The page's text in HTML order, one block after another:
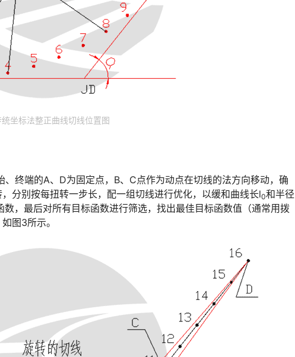
坐标法整正曲线切线位置图
终端的A、D为固定点，B、C点作为动点在切线的法方向移动，确
分别按每扭转一步长，配一组切线进行优化，以缓和曲线长l󠅅󠅃󠄵󠅂󠄪󠇖󠆨󠆨󠇕󠆞󠆒󠅬󠇘󠆭󠆘󠇙󠆝󠅵󠇗󠆭󠆁󠄐󠇗󠅹󠅸󠇖󠆍󠅳󠇖󠅹󠅰󠇖󠆌󠅹0和半径
，最后对所有目标函数进行筛选，找出最佳目标函数值（通常用拨
图3所示。󠅅󠅃󠄵󠅂󠄪󠇖󠆨󠆨󠇕󠆞󠆒󠅬󠇘󠆭󠆘󠇙󠆝󠅵󠇗󠆭󠆁󠄐󠇗󠅹󠅸󠇖󠆍󠅳󠇖󠅹󠅰󠇖󠆌󠅹